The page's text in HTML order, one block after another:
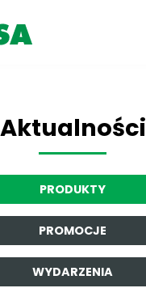
Aktualności
PRODUKTY
PROMOCJE
WYDARZENIA